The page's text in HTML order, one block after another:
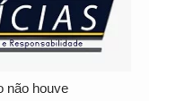
não houve